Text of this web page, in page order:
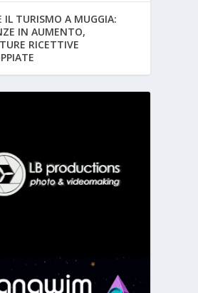
IL TURISMO A MUGGIA:
IN AUMENTO,
RICETTIVE